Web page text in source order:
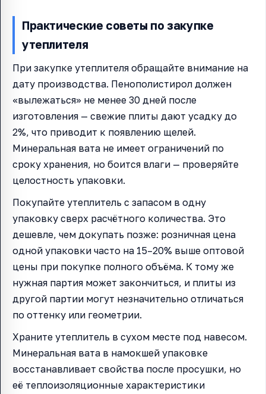
Практические советы по закупке
утеплителя
При закупке утеплителя обращайте внимание на
дату производства. Пенополистирол должен
«вылежаться» не менее 30 дней после
изготовления — свежие плиты дают усадку до
2%, что приводит к появлению щелей.
Минеральная вата не имеет ограничений по
сроку хранения, но боится влаги — проверяйте
целостность упаковки.
Покупайте утеплитель с запасом в одну
упаковку сверх расчётного количества. Это
дешевле, чем докупать позже: розничная цена
одной упаковки часто на 15–20% выше оптовой
цены при покупке полного объёма. К тому же
нужная партия может закончиться, и плиты из
другой партии могут незначительно отличаться
по оттенку или геометрии.
Храните утеплитель в сухом месте под навесом.
Минеральная вата в намокшей упаковке
восстанавливает свойства после просушки, но
её теплоизоляционные характеристики